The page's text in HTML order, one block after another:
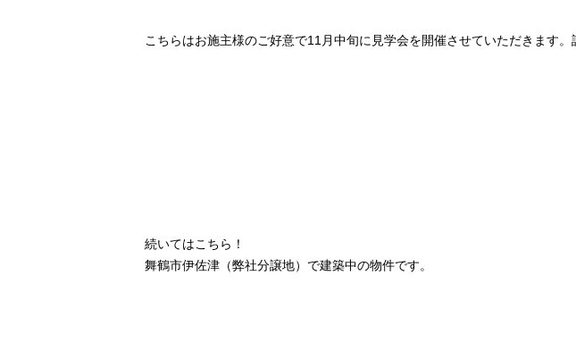
こちらはお施主様のご好意で11月中旬に見学会を開催させていただきます
続いてはこちら！
舞鶴市伊佐津（弊社分譲地）で建築中の物件です。